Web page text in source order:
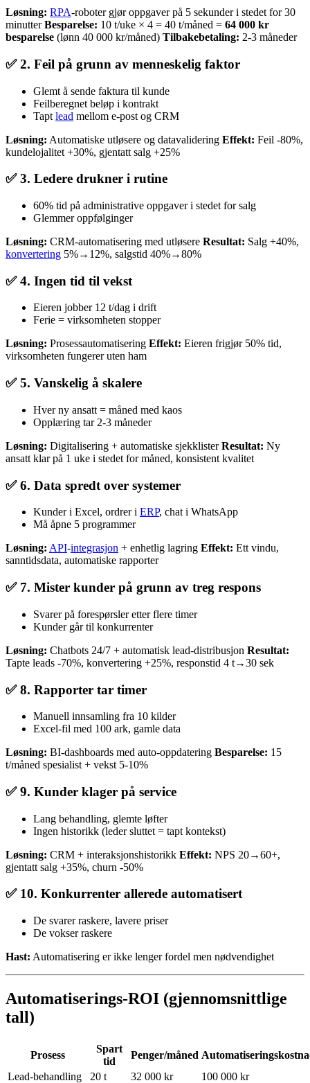
Løsning: RPA-roboter gjør oppgaver på 5 sekunder i stedet for 30
minutterBesparelse: 10 t/uke × 4 = 40 t/måned = 64 000 kr
besparelse (lønn 40 000 kr/måned) Tilbakebetaling: 2-3 måneder
✅ 2. Feil på grunn av menneskelig faktor
Glemt å sende faktura til kunde
Feilberegnet beløp i kontrakt
Tapt lead mellom e-post og CRM
Løsning: Automatiske utløsere og datavalidering Effekt: Feil -80%,
kundelojalitet +30%, gjentatt salg +25%
✅ 3. Ledere drukner i rutine
60% tid på administrative oppgaver i stedet for salg
Glemmer oppfølginger
Løsning: CRM-automatisering med utløsere Resultat: Salg +40%,
konvertering 5%→12%, salgstid 40%→80%
✅ 4. Ingen tid til vekst
Eieren jobber 12 t/dag i drift
Ferie = virksomheten stopper
Løsning: Prosessautomatisering Effekt: Eieren frigjør 50% tid,
virksomheten fungerer uten ham
✅ 5. Vanskelig å skalere
Hver ny ansatt = måned med kaos
Opplæring tar 2-3 måneder
Løsning: Digitalisering + automatiske sjekklisterResultat: Ny
ansatt klar på 1 uke i stedet for måned, konsistent kvalitet
✅ 6. Data spredt over systemer
Kunder i Excel, ordrer i ERP, chat i WhatsApp
Må åpne 5 programmer
Løsning: API-integrasjon + enhetlig lagring Effekt: Ett vindu,
sanntidsdata, automatiske rapporter
✅ 7. Mister kunder på grunn av treg respons
Svarer på forespørsler etter flere timer
Kunder går til konkurrenter
Løsning: Chatbots 24/7 + automatisk lead-distribusjon Resultat:
Tapte leads -70%, konvertering +25%, responstid 4 t→30 sek
✅ 8. Rapporter tar timer
Manuell innsamling fra 10 kilder
Excel-fil med 100 ark, gamle data
Løsning: BI-dashboards med auto-oppdatering Besparelse: 15
t/måned spesialist + vekst 5-10%
✅ 9. Kunder klager på service
Lang behandling, glemte løfter
Ingen historikk (leder sluttet = tapt kontekst)
Løsning: CRM + interaksjonshistorikk Effekt: NPS 20→60+,
gjentatt salg +35%, churn -50%
✅ 10. Konkurrenter allerede automatisert
De svarer raskere, lavere priser
De vokser raskere
Hast: Automatisering er ikke lenger fordel men nødvendighet
Automatiserings-ROI (gjennomsnittlige
tall)
Prosess
Spart
tid
Penger/måned
Lead-behandling
20 t 32 000 kr 100 000 kr